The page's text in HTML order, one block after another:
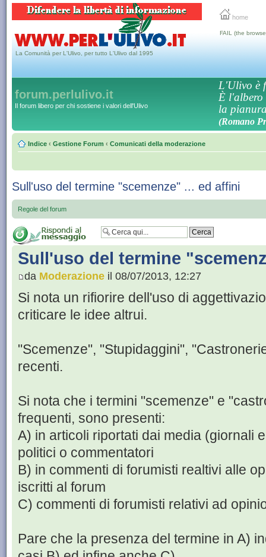
home
La Comunità per L'Ulivo, per tutto L'Ulivo dal 1995
FAIL (the
forum.perlulivo.it
Il forum libero per chi sostiene i valori dell'Ulivo
L'Ulivo è
È l'albero
la
(Romano
Indice ‹ Gestione Forum ‹ Comunicati della moderazione
Sull'uso del termine "scemenze" ... ed affini
Regole del forum
Sull'uso del termine
da Moderazione il 08/07/2013, 12:27
Si nota un rifiorire dell'uso di
criticare le idee altrui.
"Scemenze", "Stupidaggini",
recenti.
Si nota che i termini "scemenze" e
frequenti, sono presenti:
A) in articoli riportati dai media (giornali
politici o commentatori
B) in commenti di forumisti realtivi alle
iscritti al forum
C) commenti di forumisti relativi ad
Pare che la presenza del termine in A)